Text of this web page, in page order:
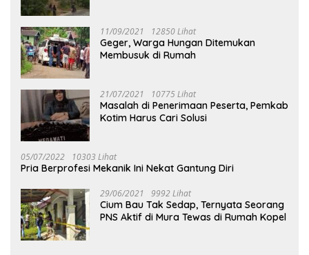
11/09/2021 12850 Lihat
Geger, Warga Hungan Ditemukan
Membusuk di Rumah
21/07/2021 10775 Lihat
Masalah di Penerimaan Peserta, Pemkab
Kotim Harus Cari Solusi
05/07/2022 10303 Lihat
Pria Berprofesi Mekanik Ini Nekat Gantung Diri
29/06/2021 9992 Lihat
Cium Bau Tak Sedap, Ternyata Seorang
PNS Aktif di Mura Tewas di Rumah Kopel